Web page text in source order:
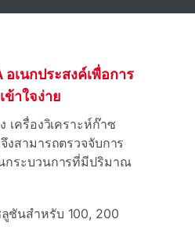
อเนกประสงค์เพื่อการ
ข้าใจง่าย
เครื่องวิเคราะห์ก๊าซ
งสามารถตรวจจับการ
กระบวนการที่มีปริมาณ
นสําหรับ 100, 200